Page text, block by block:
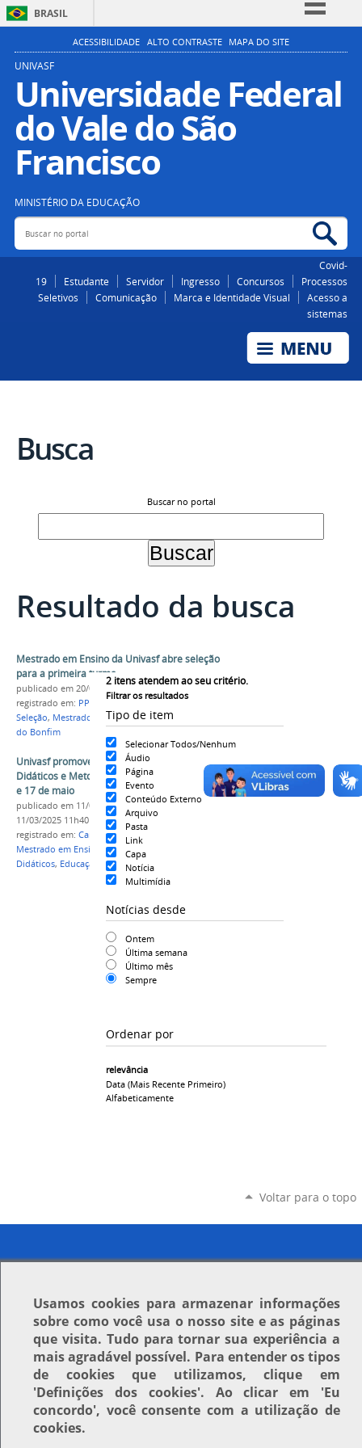
BRASIL
Simplifique!
Participe
Acesso à informação
Legislação
ACESSIBILIDADE ALTO CONTRASTE MAPA DO SITE
UNIVASF
Universidade Federal
do Vale do São
Francisco
MINISTÉRIO DA EDUCAÇÃO
Buscar no portal
Covid-
19
Estudante Servidor Ingresso Concursos
Processos
Seletivos
Comunicação Marca e Identidade Visual
Acesso a
sistemas
Busca
Buscar no portal
Resultado da busca
2 itens atendem ao seu critério.
Filtrar os resultados
Tipo de item
Selecionar Todos/Nenhum
Áudio
Página
Evento
Conteúdo Externo
Arquivo
Pasta
Link
Capa
Notícia
Multimídia
Notícias desde
Ontem
Última semana
Último mês
Sempre
Ordenar por
relevância
Data (mais Recente Primeiro)
Alfabeticamente
Mestrado em Ensino da Univasf abre seleção
para a primeira turma
publicado em 20/03/2025
registrado em: PPGENS,Mestrado em Ensino
Seleção, Mestrado Pós-Graduação,Campus Senhor
do Bonfim
Univasf promove 1º Simpósio em Materiais
Didáticos e Metodologias Ativas entre os dias 15
e 17 de maio
publicado em 11/03/2025 —última modificação
11/03/2025 11h40
registrado em: Campus Senhor do Bonfim
Mestrado em Ensino
,PPGENS
Didáticos, Educação
Voltar para o topo
Usamos cookiespara armazenar informações
sobre como você usa o nosso site e as páginas
que visita. Tudo para tornar sua experiência a
mais agradável possível. Para entender os tipos
de cookies que utilizamos, clique em
'Definições dos cookies'. Ao clicar em 'Eu
concordo', você consente com a utilização de
cookies.